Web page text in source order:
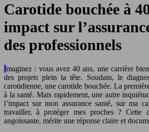
Carotide bouchée à
impact sur
des professionnels
Imaginez : vous avez 40 ans, une carrière bien établie, une famille,
des projets plein la tête. Soudain, le
carotidienne, une carotide bouchée. La
à la santé. Mais rapidement, une autre
l’impact sur mon assurance santé, sur ma
travailler, à protéger mes proches ? Cette
angoissante, mérite une réponse claire et